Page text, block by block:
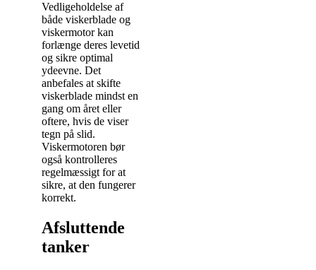
Vedligeholdelse af
både viskerblade og
viskermotor kan
forlænge deres levetid
og sikre optimal
ydeevne. Det
anbefales at skifte
viskerblade mindst en
gang om året eller
oftere, hvis de viser
tegn på slid.
Viskermotoren bør
også kontrolleres
regelmæssigt for at
sikre, at den fungerer
korrekt.
Afsluttende
tanker